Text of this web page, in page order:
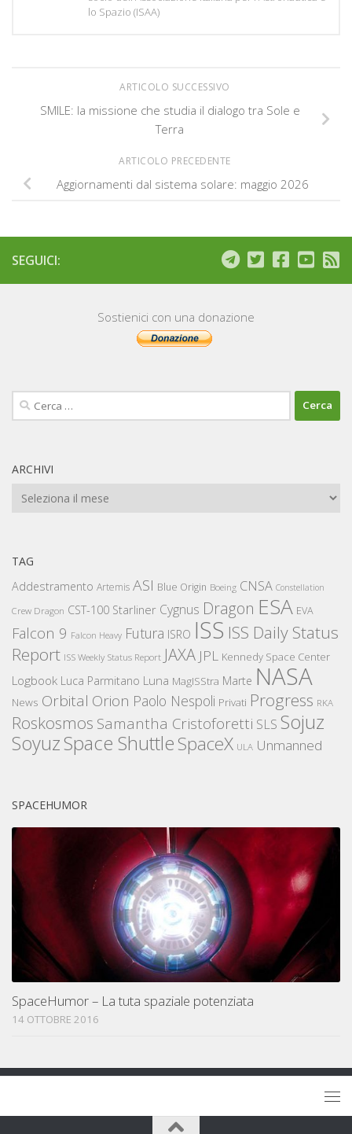
lo Spazio (ISAA)
ARTICOLO SUCCESSIVO
SMILE: la missione che studia il dialogo tra Sole e
Terra
ARTICOLO PRECEDENTE
Aggiornamenti dal sistema solare: maggio 2026
SEGUICI:
Sostienici con una donazione
Ricerca
per:
ARCHIVI
Archivi
TAG
Addestramento Artemis ASI Blue Origin Boeing CNSA Constellation
Crew Dragon CST-100 Starliner Cygnus Dragon ESA EVA
Falcon 9 Falcon Heavy Futura ISRO ISS ISS Daily Status
Report ISS Weekly Status Report JAXA JPL Kennedy Space Center
Logbook Luca Parmitano Luna MagISStra Marte NASA
News Orbital Orion Paolo Nespoli Privati Progress RKA
Roskosmos Samantha Cristoforetti SLS Sojuz
SoyuzSpace ShuttleSpaceX ULA Unmanned
SPACEHUMOR
SpaceHumor – La tuta spaziale potenziata
14 OTTOBRE 2016